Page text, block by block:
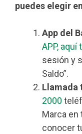
puedes elegir
App del
APP,
sesión y
Saldo”.
Llamada
2000
Marca en
conocer